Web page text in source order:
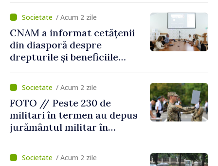
/ Acum 2 zile
CNAM a informat cetățenii
din diasporă despre
drepturile și beneficiile
/ Acum 2 zile
FOTO // Peste 230 de
militari în termen au depus
jurământul militar în
/ Acum 2 zile